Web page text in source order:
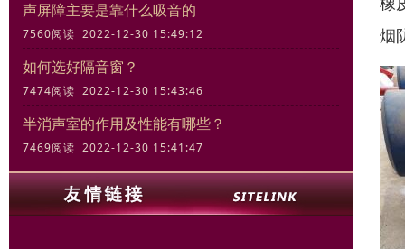
声屏障主要是靠什么吸音的
7560阅读 2022-12-30 15:49:12
如何选好隔音窗？
7474阅读 2022-12-30 15:43:46
半消声室的作用及性能有哪些？
7469阅读 2022-12-30 15:41:47
烟